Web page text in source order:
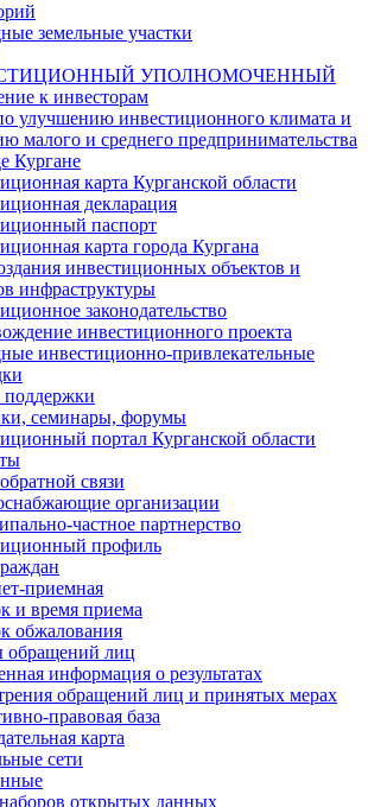
земельные участки
УПОЛНОМОЧЕННЫЙ
к инвесторам
улучшению инвестиционного климата и
малого и среднего предпринимательства
Кургане
карта Курганской области
декларация
паспорт
карта города Кургана
инвестиционных объектов и
инфраструктуры
законодательство
инвестиционного проекта
инвестиционно-привлекательные
семинары, форумы
портал Курганской области
связи
организации
частное партнерство
профиль
приемная
и время приема
обжалования
обращений лиц
информация о результатах
обращений лиц и принятых мерах
правовая база
карта
сети
открытых данных